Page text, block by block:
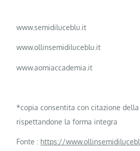
www.semidiluceblu.it
www.ollinsemidiluceblu.it
www.aomiaccademia.it
*copia consentita con citazione
rispettandone la forma integra
Fonte : https://